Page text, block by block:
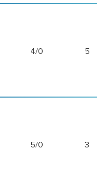
4/0 5
5/0 3